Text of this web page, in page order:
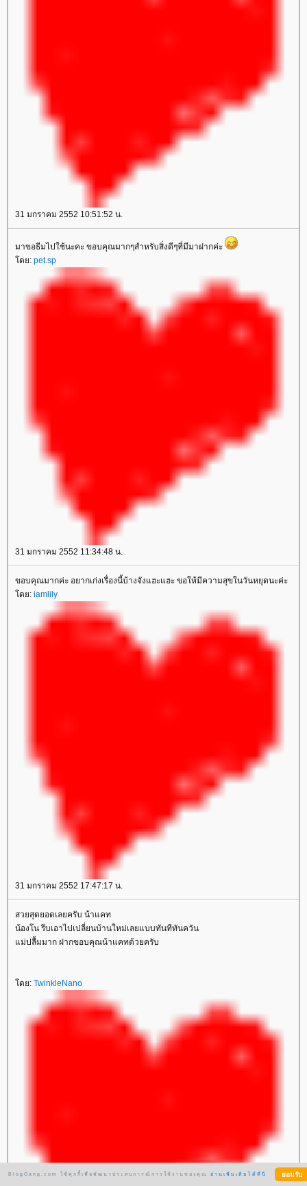
31 มกราคม 2552 10:51:52 น.
มาขอธีมไปใช้นะคะ ขอบคุณมากๆสำหรับสิ่งดีๆที่มีมาฝากค่ะ
ดย: pet.sp
31 มกราคม 2552 11:34:48 น.
ขอบคุณมากค่ะ อยากเก่งเรื่องนี้บ้างจังแฮะแฮะ ขอให้มีความสุขในวันหยุดนะค่ะ
ดย: iamlily
31 มกราคม 2552 17:47:17 น.
สวยสุดยอดเลยครับ น้าแคท
น้องโน รีบเอาไปเปลี่ยนบ้านใหม่เลยแบบทันทีทันควัน
ม่ปลื้มมาก ฝากขอบคุณน้าแคทด้วยครับ
ดย: TwinkleNano
BlogGang.com ใช้คุกกี้เพื่อพัฒนาประสบการณ์การใช้งานของคุณ อ่านเพิ่มเติมได้ที่นี่